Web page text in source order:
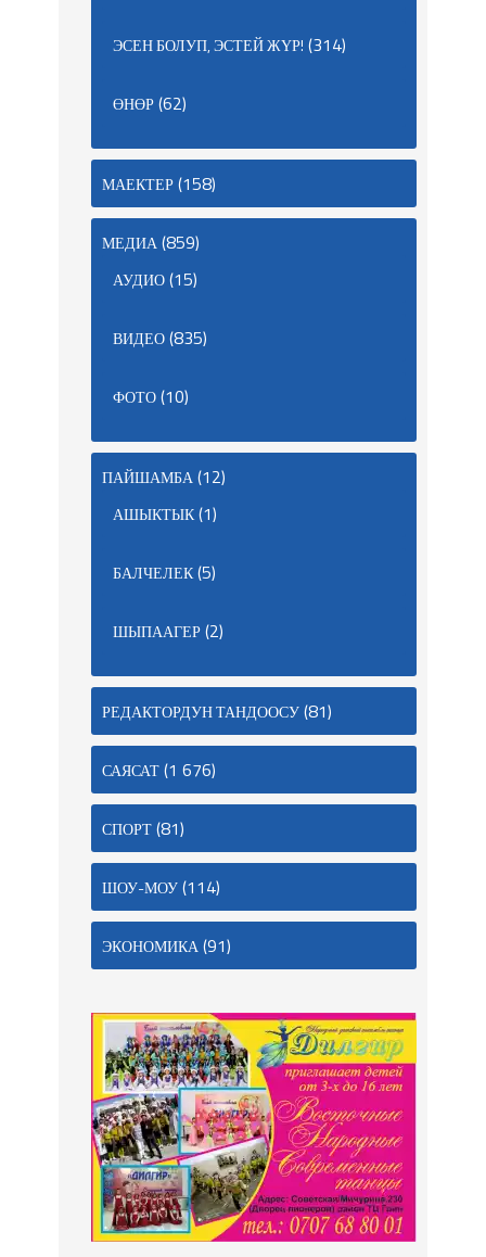
ЭСЕН БОЛУП, ЭСТЕЙ ЖҮР! (314)
ӨНӨР(62)
МАЕКТЕР(158)
МЕДИА(859)
АУДИО(15)
ВИДЕО(835)
ФОТО(10)
ПАЙШАМБА(12)
АШЫКТЫК(1)
БАЛЧЕЛЕК(5)
ШЫПААГЕР(2)
РЕДАКТОРДУН ТАНДООСУ(81)
САЯСАТ(1 676)
СПОРТ(81)
ШОУ-МОУ(114)
ЭКОНОМИКА(91)